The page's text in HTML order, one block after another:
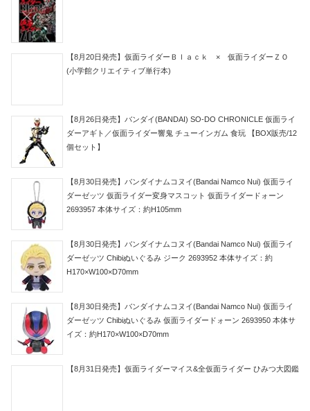
【8月20日発売】仮面ライダーＢｌａｃｋ × 仮面ライダーＺＯ
(小学館クリエイティブ単行本)
【8月26日発売】バンダイ(BANDAI) SO-DO CHRONICLE 仮面ライ
ダーアギト／仮面ライダー響鬼 チューインガム 食玩 【BOX販売/12
個セット】
【8月30日発売】バンダイナムコヌイ(Bandai Namco Nui) 仮面ライ
ダーゼッツ 仮面ライダー変身マスコット 仮面ライダードォーン
2693957 本体サイズ：約H105mm
【8月30日発売】バンダイナムコヌイ(Bandai Namco Nui) 仮面ライ
ダーゼッツ Chibiぬいぐるみ ジーク 2693952 本体サイズ：約
H170×W100×D70mm
【8月30日発売】バンダイナムコヌイ(Bandai Namco Nui) 仮面ライ
ダーゼッツ Chibiぬいぐるみ 仮面ライダードォーン 2693950 本体サ
イズ：約H170×W100×D70mm
【8月31日発売】仮面ライダーマイス&全仮面ライダー ひみつ大図鑑